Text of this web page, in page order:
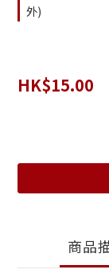
外)
HK$15.00
商品